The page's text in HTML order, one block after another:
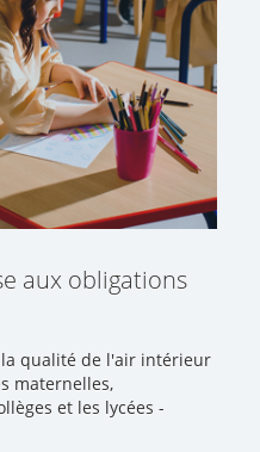
aux obligations
la qualité de l'air intérieur
maternelles,
et les lycées -